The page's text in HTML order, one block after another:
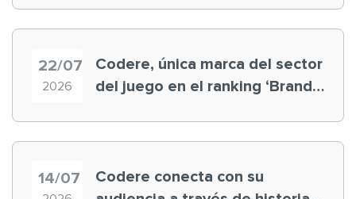
22/07
2026
Codere, única marca del sector
del juego en el ranking ‘Brand
14/07
Codere conecta con su